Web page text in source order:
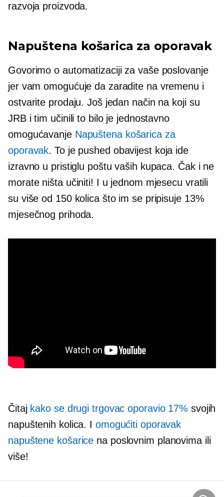
razvoja proizvoda.
Napuštena košarica za oporavak
Govorimo o automatizaciji za vaše poslovanje
jer vam omogućuje da zaradite na vremenu i
ostvarite prodaju. Još jedan način na koji su
JRB i tim učinili to bilo je jednostavno
omogućavanje Napuštena košarica za
oporavak. To je pushed obavijest koja ide
izravno u pristiglu poštu vaših kupaca. Čak i ne
morate ništa učiniti! I u jednom mjesecu vratili
su više od 150 kolica što im se pripisuje 13%
mjesečnog prihoda.
Čitaj kako se drugi trgovac oporavio 17% svojih
napuštenih kolica. I omogućiti oporavak
napuštene košarice na poslovnim planovima ili
više!